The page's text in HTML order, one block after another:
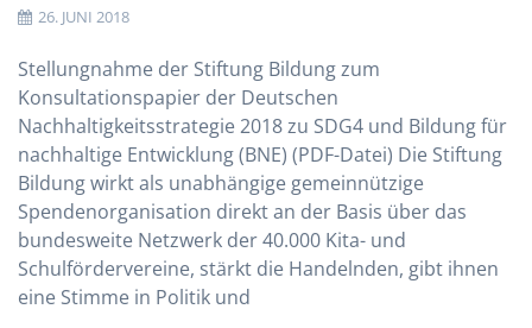
26. JUNI 2018
Stellungnahme der Stiftung Bildung zum
Konsultationspapier der Deutschen
Nachhaltigkeitsstrategie 2018 zu SDG4 und Bildung für
nachhaltige Entwicklung (BNE) (PDF-Datei) Die Stiftung
Bildung wirkt als unabhängige gemeinnützige
Spendenorganisation direkt an der Basis über das
bundesweite Netzwerk der 40.000 Kita- und
Schulfördervereine, stärkt die Handelnden, gibt ihnen
eine Stimme in Politik und